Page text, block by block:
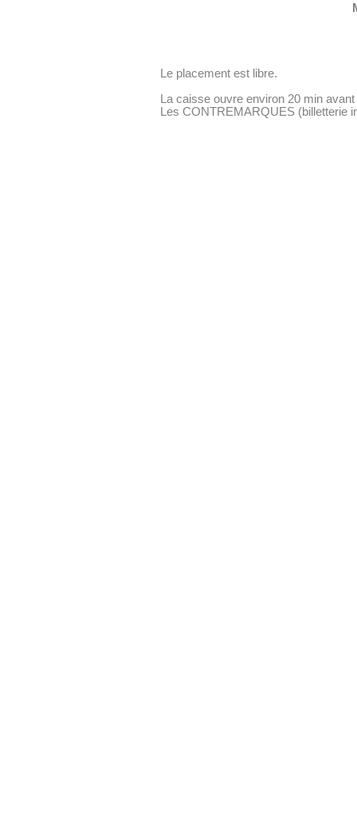
Le placement est libre.
La caisse ouvre environ 20 min
Les CONTREMARQUES (billetterie